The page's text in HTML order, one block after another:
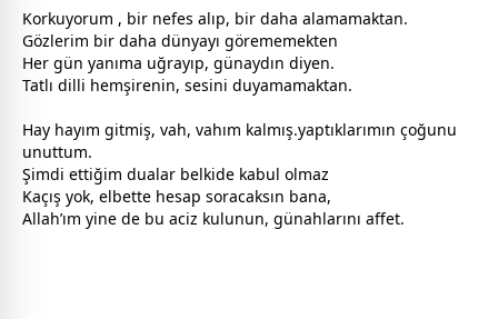
Korkuyorum , bir nefes alıp, bir daha alamamaktan.
Gözlerim bir daha dünyayı görememekten
Her gün yanıma uğrayıp, günaydın diyen.
Tatlı dilli hemşirenin, sesini duyamamaktan.
Hay hayım gitmiş, vah, vahım kalmış.yaptıklarımın çoğunu
unuttum.
Şimdi ettiğim dualar belkide kabul olmaz
Kaçış yok, elbette hesap soracaksın bana,
Allah’ım yine de bu aciz kulunun, günahlarını affet.